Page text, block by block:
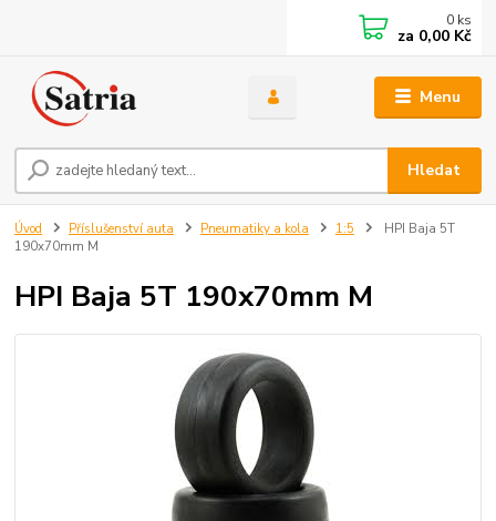
Menu
Hledat
0 ks
za 0,00 Kč
Úvod Příslušenství auta Pneumatiky a kola 1:5
HPI Baja 5T
190x70mm M
HPI Baja 5T 190x70mm M